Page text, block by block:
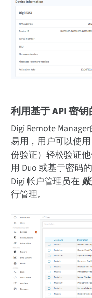
利用基于 API 密
Digi Remote
易用，用户可以使
份验证）轻松验证
用 Duo 或基于密码
Digi 帐户管理员在
行管理。